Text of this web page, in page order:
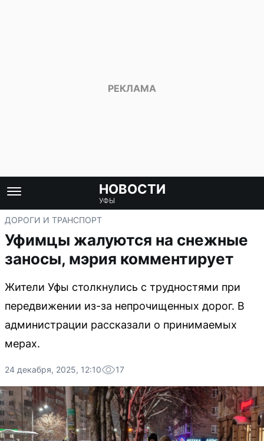
НОВОСТИ
УФЫ
ДОРОГИ И ТРАНСПОРТ
Уфимцы жалуются на снежные
заносы, мэрия комментирует
Жители Уфы столкнулись с трудностями при
передвижении из-за непрочищенных дорог. В
администрации рассказали о принимаемых
мерах.
24 декабря, 2025, 12:10 17